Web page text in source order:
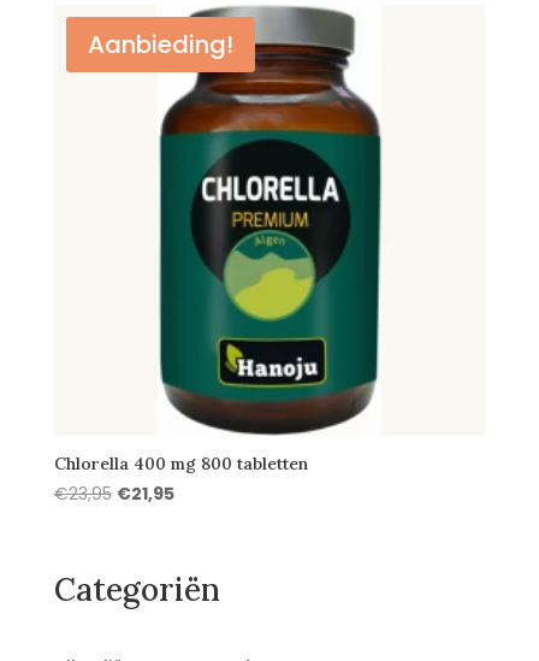
€19,95.€13,95.
Aanbieding!
Chlorella 400 mg 800 tabletten
€23,95 Oorspronkelijke
€21,95Huidige
€21,95.
Categoriën